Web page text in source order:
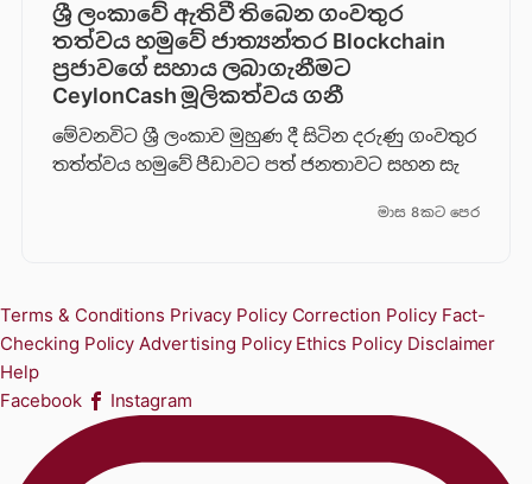
ශ්‍රී ලංකාවේ ඇතිවී තිබෙන ගංවතුර
තත්වය හමුවේ ජාත්‍යන්තර Blockchain
ප්‍රජාවගේ සහාය ලබාගැනීමට
CeylonCash මූලිකත්වය ග​නී
මේවනවිට ශ්‍රී ලංකාව මුහුණ දී සිටින දරුණු ගංවතුර
තත්ත්වය හමුවේ පීඩාවට පත් ජනතාවට සහන සැ
මාස 8කට පෙර
Terms & Conditions Privacy Policy Correction Policy Fact-
Checking Policy Advertising Policy Ethics Policy Disclaimer
Help
Facebook
Instagram